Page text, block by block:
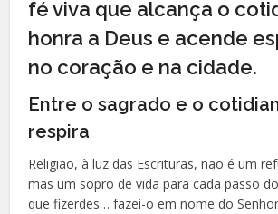
fé viva que alcança o
honra a Deus e acende
no coração e na cidade.
Entre o sagrado e o
respira
Religião, à luz das Escrituras, não é um
mas um sopro de vida para cada passo
que fizerdes… fazei-o em nome do Senhor